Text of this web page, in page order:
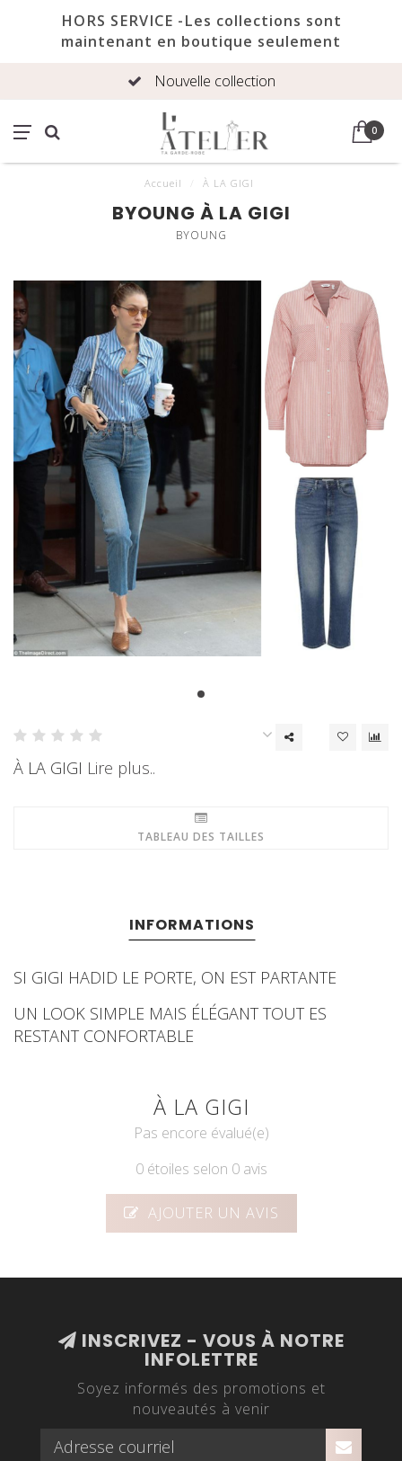
HORS SERVICE -Les collections sont
maintenant en boutique seulement
Nouvelle collection
0
Accueil À LA GIGI
BYOUNG À LA GIGI
BYOUNG
À LA GIGI Lire plus..
TABLEAU DES TAILLES
INFORMATIONS
SI GIGI HADID LE PORTE, ON EST PARTANTE
UN LOOK SIMPLE MAIS ÉLÉGANT TOUT ES
RESTANT CONFORTABLE
À LA GIGI
Pas encore évalué(e)
0 étoiles selon 0 avis
AJOUTER UN AVIS
INSCRIVEZ - VOUS À NOTRE
INFOLETTRE
Soyez informés des promotions et
nouveautés à venir